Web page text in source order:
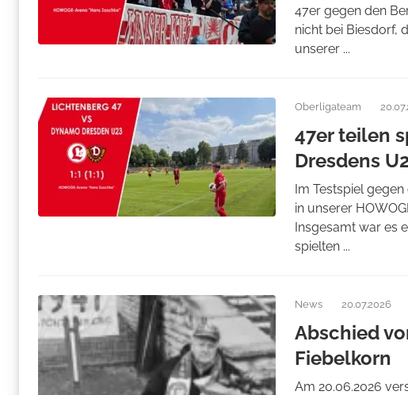
47er gegen den
nicht bei Biesdorf,
unserer ...
Oberligateam
47er teilen
Dresdens
Im Testspiel
in unserer
Insgesamt war es
spielten ...
News 20.07.2026
Abschied
Fiebelkorn
Am 20.06.2026